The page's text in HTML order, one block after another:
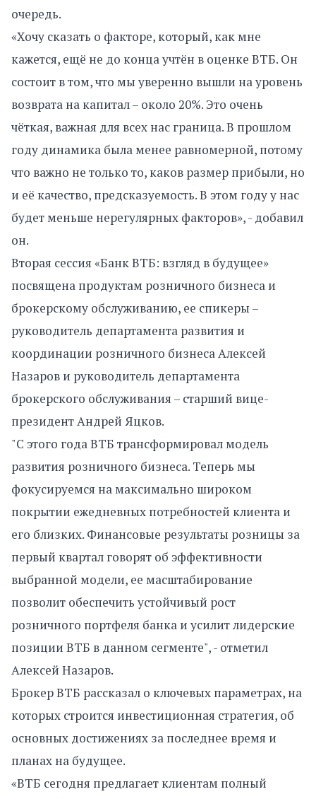
очередь.
«Хочу сказать о факторе, который, как мне
кажется, ещё не до конца учтён в оценке ВТБ. Он
состоит в том, что мы уверенно вышли на уровень
возврата на капитал – около 20%. Это очень
чёткая, важная для всех нас граница. В прошлом
году динамика была менее равномерной, потому
что важно не только то, каков размер прибыли, но
и её качество, предсказуемость. В этом году у нас
будет меньше нерегулярных факторов», - добавил
он.
Вторая сессия «Банк ВТБ: взгляд в будущее»
посвящена продуктам розничного бизнеса и
брокерскому обслуживанию, ее спикеры –
руководитель департамента развития и
координации розничного бизнеса Алексей
Назаров и руководитель департамента
брокерского обслуживания – старший вице-
президент Андрей Яцков.
"С этого года ВТБ трансформировал модель
развития розничного бизнеса. Теперь мы
фокусируемся на максимально широком
покрытии ежедневных потребностей клиента и
его близких. Финансовые результаты розницы за
первый квартал говорят об эффективности
выбранной модели, ее масштабирование
позволит обеспечить устойчивый рост
розничного портфеля банка и усилит лидерские
позиции ВТБ в данном сегменте", - отметил
Алексей Назаров.
Брокер ВТБ рассказал о ключевых параметрах, на
которых строится инвестиционная стратегия, об
основных достижениях за последнее время и
планах на будущее.
«ВТБ сегодня предлагает клиентам полный